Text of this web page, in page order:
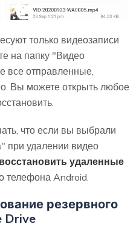
только видеозаписи
на папку "Видео
все отправленные,
Вы можете открыть любое
что если вы выбрали
при удалении видео
восстановить удаленные
телефона Android.
резервного
Drive